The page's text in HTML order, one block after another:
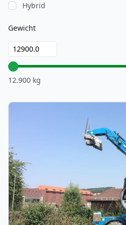
Hybrid
Gewicht
12.900 kg